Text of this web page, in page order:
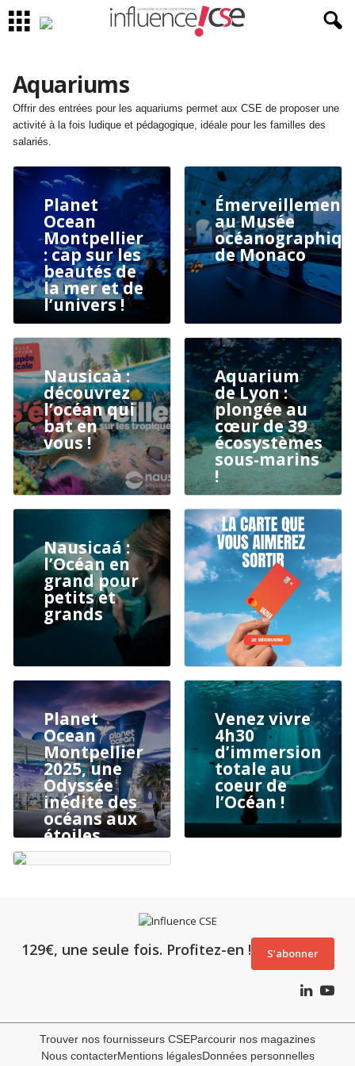
Aquariums
Offrir des entrées pour les aquariums permet aux CSE de proposer une
activité à la fois ludique et pédagogique, idéale pour les familles des
salariés.
Planet
Ocean
Montpellier
: cap sur les
beautés de
la mer et de
l’univers !
Émerveillement
au Musée
de Monaco
Nausicaà :
découvrez
l’océan qui
bat en
vous !
Aquarium
de Lyon :
plongée au
cœur de 39
écosystèmes
sous-marins
!
Nausicaá :
l’Océan en
grand pour
petits et
grands
Planet
Ocean
Montpellier
2025, une
Odyssée
inédite des
océans aux
étoiles
Venez vivre
4h30
d’immersion
totale au
coeur de
l’Océan !
129€, une seule fois. Profitez-en ! S’abonner
Trouver nos fournisseurs CSEParcourir nos magazines
Nous contacterMentions légalesDonnées personnelles